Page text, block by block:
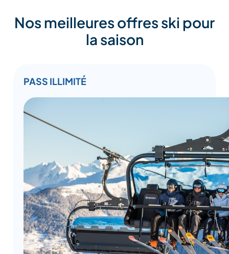
Nos meilleures offres ski pour
la saison
PASS ILLIMITÉ